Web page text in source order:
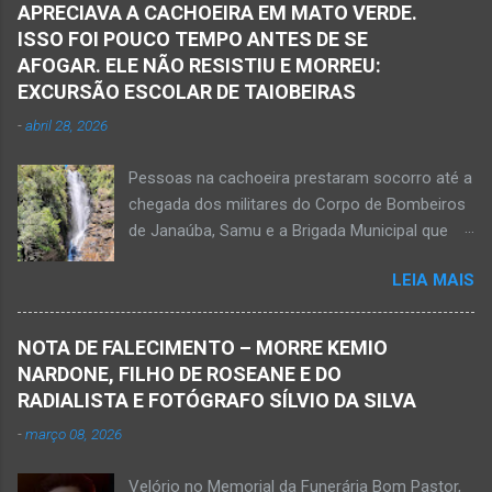
APRECIAVA A CACHOEIRA EM MATO VERDE.
ISSO FOI POUCO TEMPO ANTES DE SE
AFOGAR. ELE NÃO RESISTIU E MORREU:
EXCURSÃO ESCOLAR DE TAIOBEIRAS
-abril 28, 2026
Pessoas na cachoeira prestaram socorro até a
chegada dos militares do Corpo de Bombeiros
de Janaúba, Samu e a Brigada Municipal que
resistiu e foi a óbito Foto álbum pessoal Kauan
Pereira Alves publicou em sua rede social a
foto em que apreciava a Cachoeira Maria Rosa,
em Mato Verde, pouco tempo antes de se
afogar e depois vir a óbito nesta terça-feira, dia
LEIA MAIS
NOTA DE FALECIMENTO – MORRE KEMIO
NARDONE, FILHO DE ROSEANE E DO
RADIALISTA E FOTÓGRAFO SÍLVIO DA SILVA
-março 08, 2026
Velório no Memorial da Funerária Bom Pastor,